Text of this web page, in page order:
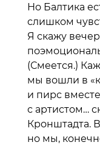
Но Балтика
слишком
Я скажу
(Смеется.)
мы вошли в
и пирс
с артистом…
Кронштадта.
но мы,